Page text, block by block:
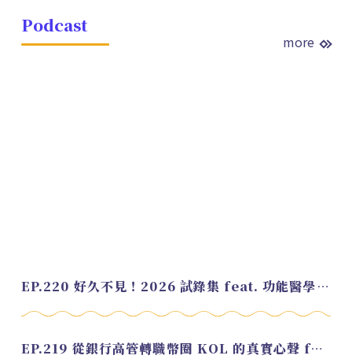
Podcast
more
EP.220 好久不見！2026 試錄集 feat. 功能醫學營養師 美寶
EP.219 從銀行高管轉職幣圈 KOL 的真實心聲 feat.龜大